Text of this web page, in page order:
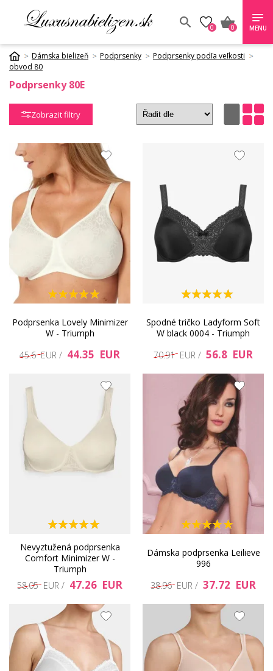
0 0 MENU
Dámska bielizeň Podprsenky
Podprsenky podľa veľkosti
obvod 80
Podprsenky 80E
Zobrazit filtry
Podprsenka Lovely Minimizer
W - Triumph
45.6 EUR / 44.35 EUR
Spodné tričko Ladyform Soft
W black 0004 - Triumph
70.91 EUR / 56.8 EUR
Nevyztužená podprsenka
Comfort Minimizer W -
Triumph
58.05 EUR / 47.26 EUR
Dámska podprsenka Leilieve
996
38.96 EUR / 37.72 EUR